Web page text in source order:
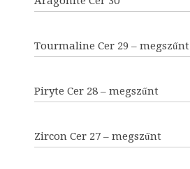
Tourmaline Cer 29 – megszűnt
Piryte Cer 28 – megszűnt
Zircon Cer 27 – megszűnt